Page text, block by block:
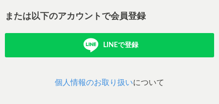
または以下のアカウントで会員登録
LINEで登録
個人情報のお取り扱いについて